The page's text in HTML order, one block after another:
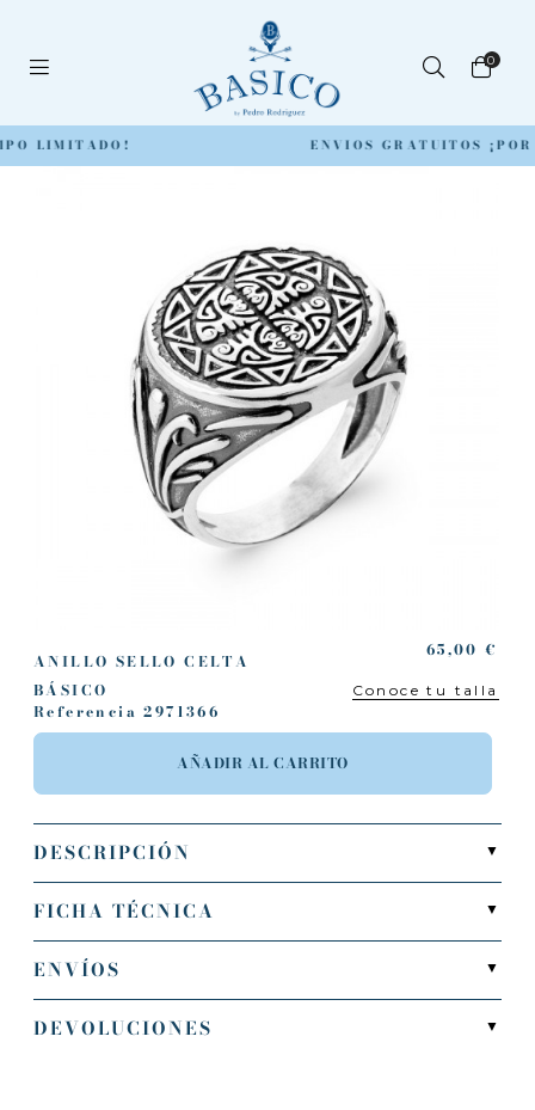
0
LIMITADO! ENVIOS GRATUITOS
ANILLO SELLO CELTA
BÁSICO
65,00 €
Conoce tu talla
Referencia 2971366
AÑADIR AL CARRITO
DESCRIPCIÓN ▼
FICHA TÉCNICA ▼
ENVÍOS ▼
DEVOLUCIONES ▼